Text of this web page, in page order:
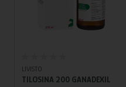
LIVISTO
TILOSINA 200 GANADEXIL